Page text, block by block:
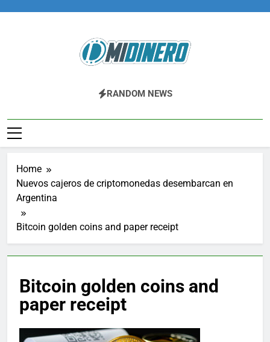
Midinero.co
Fintech, Criptomonedas
RANDOM NEWS
Home
Nuevos cajeros de criptomonedas desembarcan en
Argentina
Bitcoin golden coins and paper receipt
Bitcoin golden coins and
paper receipt